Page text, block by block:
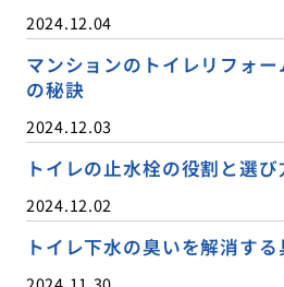
2024.12.04
マンションのトイレリフォ
の秘訣
2024.12.03
トイレの止水栓の役割と選び
2024.12.02
トイレ下水の臭いを解消す